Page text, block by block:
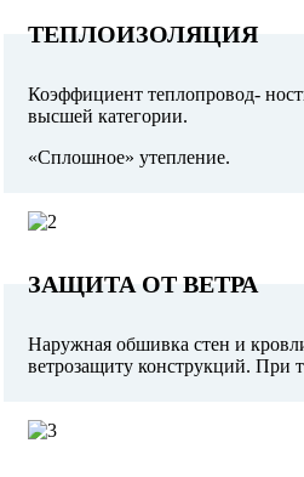
ТЕПЛОИЗОЛЯЦИЯ
Коэффициент теплопровод-
высшей категории.
«Сплошное» утепление.
ЗАЩИТА ОТ ВЕТРА
Наружная обшивка стен и
ветрозащиту конструкций. При